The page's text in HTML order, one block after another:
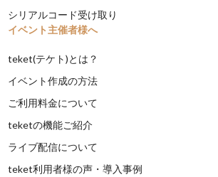
シリアルコード受け取り
イベント主催者様へ
teket(テケト)とは？
イベント作成の方法
ご利用料金について
teketの機能ご紹介
ライブ配信について
teket利用者様の声・導入事例